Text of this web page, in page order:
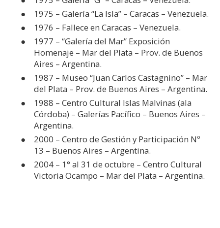
1975 – Galería “La Isla” – Caracas – Venezuela.
1976 – Fallece en Caracas – Venezuela.
1977 – “Galería del Mar” Exposición
Homenaje – Mar del Plata – Prov. de Buenos
Aires – Argentina.
1987 – Museo “Juan Carlos Castagnino” – Mar
del Plata – Prov. de Buenos Aires – Argentina.
1988 – Centro Cultural Islas Malvinas (ala
Córdoba) – Galerías Pacífico – Buenos Aires –
Argentina.
2000 – Centro de Gestión y Participación Nº
13 – Buenos Aires – Argentina.
2004 – 1° al 31 de octubre – Centro Cultural
Victoria Ocampo – Mar del Plata – Argentina.